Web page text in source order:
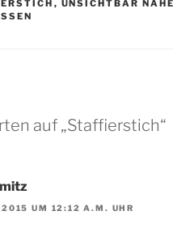
, UNSICHTBAR
auf „Staffierstich“
2015 UM 12:12 A.M. UHR